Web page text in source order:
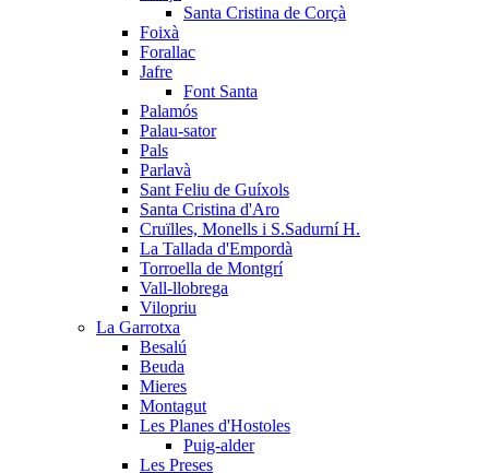
Santa Cristina de Corçà
Foixà
Forallac
Jafre
Font Santa
Palamós
Palau-sator
Pals
Parlavà
Sant Feliu de Guíxols
Santa Cristina d'Aro
Cruïlles, Monells i S.Sadurní H.
La Tallada d'Empordà
Torroella de Montgrí
Vall-llobrega
Vilopriu
La Garrotxa
Besalú
Beuda
Mieres
Montagut
Les Planes d'Hostoles
Puig-alder
Les Preses